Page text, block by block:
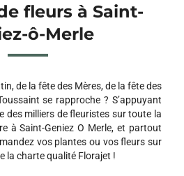
fleurs à Saint-
ô-Merle
de la fête des Mères, de la fête des
se rapproche ? S’appuyant
des milliers de fleuristes sur toute la
à Saint-Geniez O Merle, et partout
vos plantes ou vos fleurs sur
la charte qualité Florajet !